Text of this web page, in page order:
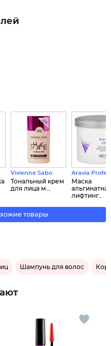
Vivienne Sabo
Тональный крем
для лица м...
Aravia
Маска
альгинатная
лифтинг...
товары
Шампунь для волос